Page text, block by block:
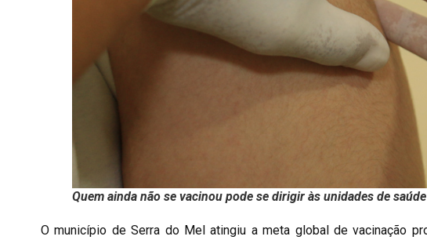
Quem ainda não se vacinou pode se dirigir às unidades de
O município de Serra do Mel atingiu a meta global de vacinação